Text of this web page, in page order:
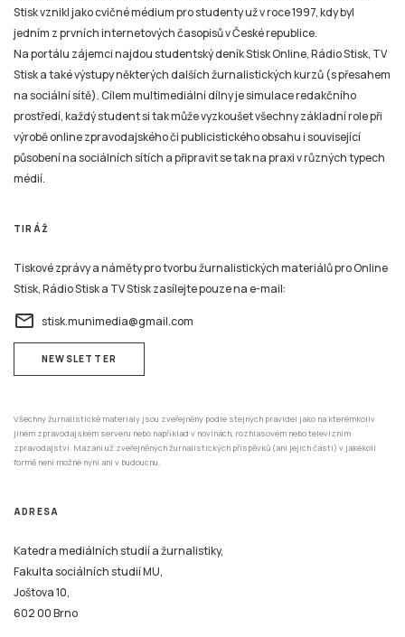
Stisk vznikl jako cvičné médium pro studenty už v roce 1997, kdy byl
jedním z prvních internetových časopisů v České republice.
Na portálu zájemci najdou studentský deník Stisk Online, Rádio Stisk, TV
Stisk a také výstupy některých dalších žurnalistických kurzů (s přesahem
na sociální sítě). Cílem multimediální dílny je simulace redakčního
prostředí, každý student si tak může vyzkoušet všechny základní role při
výrobě online zpravodajského či publicistického obsahu i související
působení na sociálních sítích a připravit se tak na praxi v různých typech
médií.
TIRÁŽ
Tiskové zprávy a náměty pro tvorbu žurnalistických materiálů pro Online
Stisk, Rádio Stisk a TV Stisk zasílejte pouze na e-mail:
email stisk.munimedia@gmail.com
NEWSLETTER
Všechny žurnalistické materiály jsou zveřejněny podle stejných pravidel jako na kterémkoliv
jiném zpravodajském serveru nebo například v novinách, rozhlasovém nebo televizním
zpravodajství. Mazání už zveřejněných žurnalistických příspěvků (ani jejich částí) v jakékoli
formě není možné nyní ani v budoucnu.
ADRESA
Katedra mediálních studií a žurnalistiky,
Fakulta sociálních studií MU,
Joštova 10,
602 00 Brno